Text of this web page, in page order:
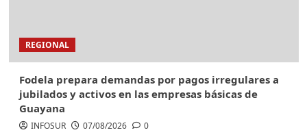
REGIONAL
Fodela prepara demandas por pagos irregulares a
jubilados y activos en las empresas básicas de
Guayana
INFOSUR 07/08/2026 0